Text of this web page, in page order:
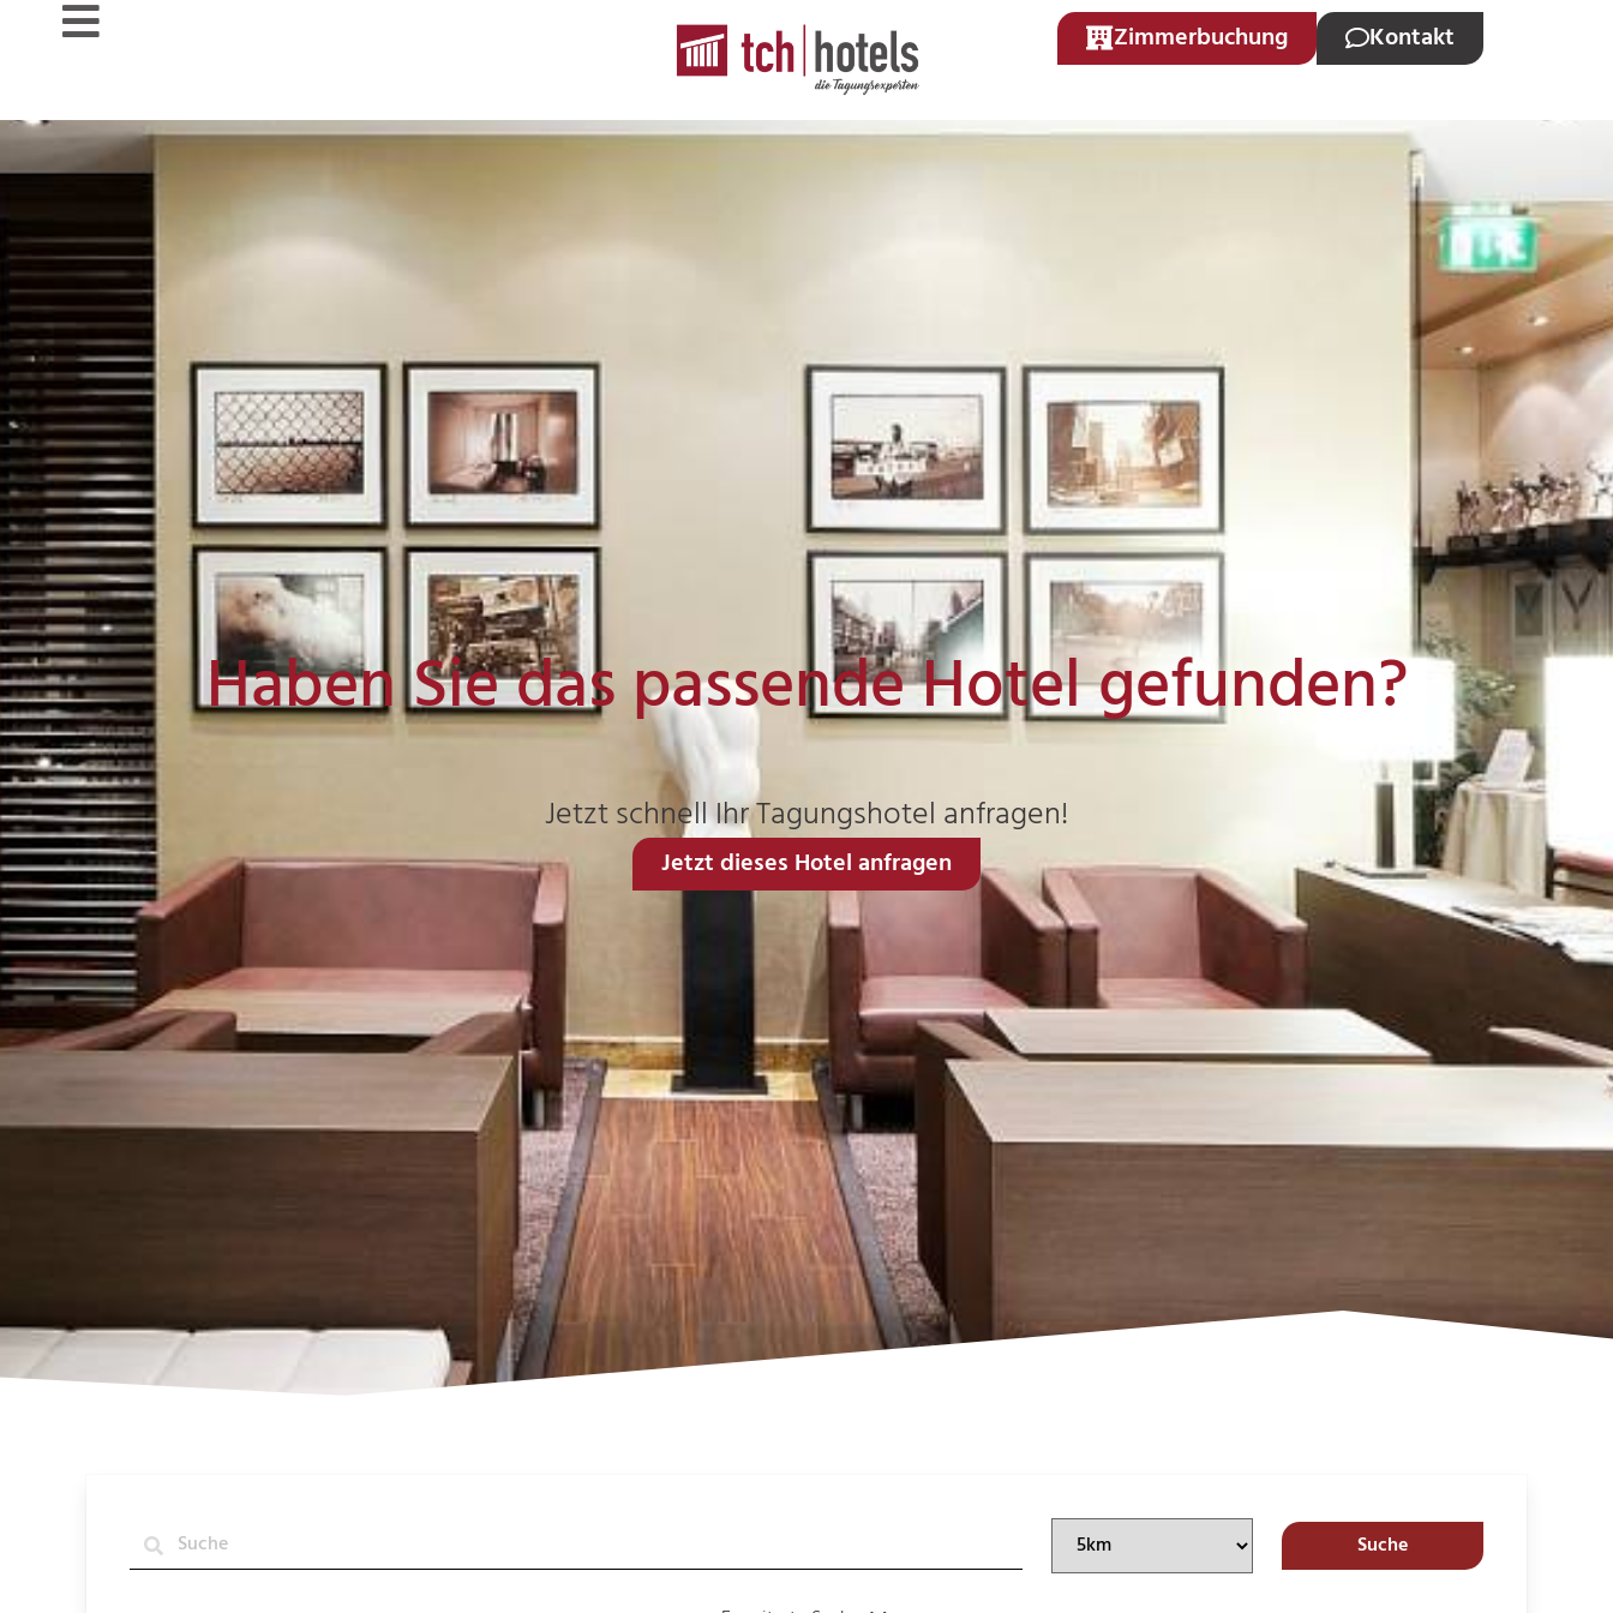
Zimmerbuchung Kontakt
Haben Sie das passende Hotel gefunden?
Jetzt schnell Ihr Tagungshotel anfragen!
Jetzt dieses Hotel anfragen
Suche